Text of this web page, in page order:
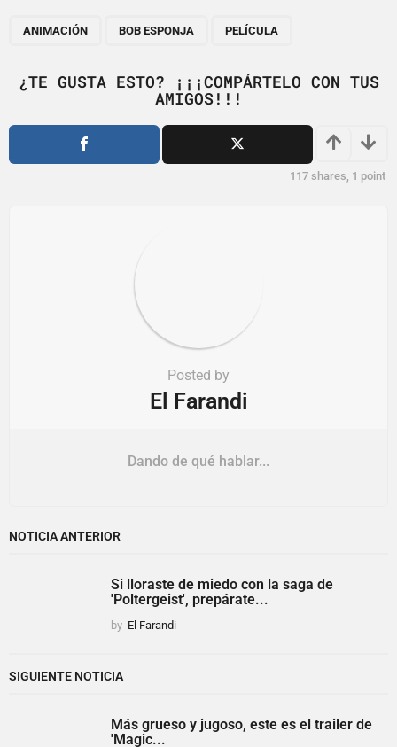
a
i
ANIMACIÓN BOB ESPONJA PELÍCULA
¿TE GUSTA ESTO? ¡¡¡COMPÁRTELO CON TUS
AMIGOS!!!
117 shares, 1 point
Posted by
El Farandi
Dando de qué hablar...
NOTICIA ANTERIOR
Si lloraste de miedo con la saga de
'Poltergeist', prepárate...
by El Farandi
SIGUIENTE NOTICIA
Más grueso y jugoso, este es el trailer de
'Magic...